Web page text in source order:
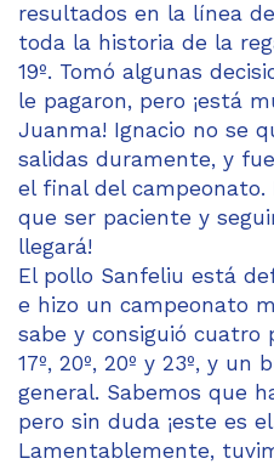
resultados en la línea
toda la historia de la
19º. Tomó algunas
le pagaron, pero ¡está
Juanma! Ignacio no se
salidas duramente, y
el final del campeonato.
que ser paciente y
llegará!
El pollo Sanfeliu está
e hizo un campeonato
sabe y consiguió cuatro
17º, 20º, 20º y 23º, y
general. Sabemos que
pero sin duda ¡este es
Lamentablemente,